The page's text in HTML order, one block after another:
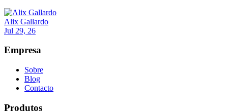
Alix Gallardo
Jul 29, 26
Empresa
Sobre
Blog
Contacto
Produtos